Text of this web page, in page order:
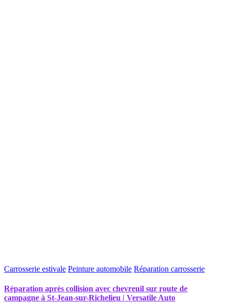
Carrosserie estivale Peinture automobile Réparation carrosserie
Réparation après collision avec chevreuil sur route de
campagne à St-Jean-sur-Richelieu | Versatile Auto